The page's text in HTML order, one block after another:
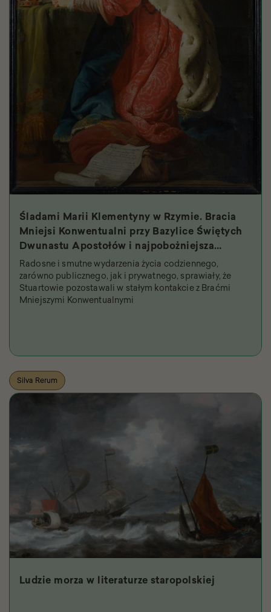
Śladami Marii Klementyny w Rzymie. Bracia
Mniejsi Konwentualni przy Bazylice Świętych
Dwunastu Apostołów i najpobożniejsza
królowa
Radosne i smutne wydarzenia życia codziennego,
zarówno publicznego, jak i prywatnego, sprawiały, że
Stuartowie pozostawali w stałym kontakcie z Braćmi
Mniejszymi Konwentualnymi
Silva Rerum
Ludzie morza w literaturze staropolskiej